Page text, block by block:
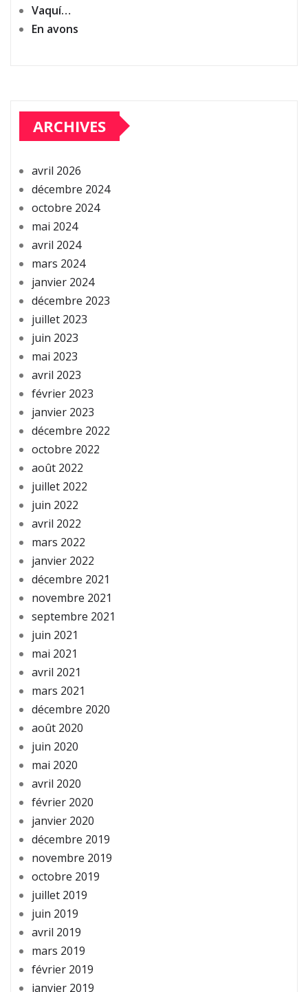
Vaquí…
En avons
ARCHIVES
avril 2026
décembre 2024
octobre 2024
mai 2024
avril 2024
mars 2024
janvier 2024
décembre 2023
juillet 2023
juin 2023
mai 2023
avril 2023
février 2023
janvier 2023
décembre 2022
octobre 2022
août 2022
juillet 2022
juin 2022
avril 2022
mars 2022
janvier 2022
décembre 2021
novembre 2021
septembre 2021
juin 2021
mai 2021
avril 2021
mars 2021
décembre 2020
août 2020
juin 2020
mai 2020
avril 2020
février 2020
janvier 2020
décembre 2019
novembre 2019
octobre 2019
juillet 2019
juin 2019
avril 2019
mars 2019
février 2019
janvier 2019